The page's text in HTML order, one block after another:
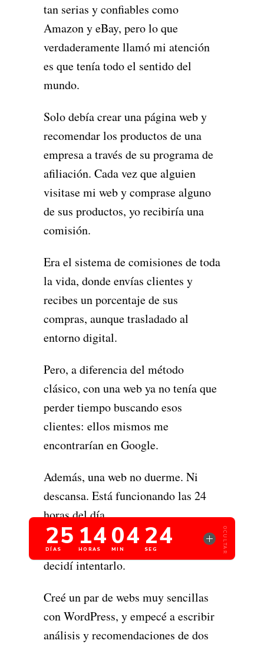
tan serias y confiables como
Amazon y eBay, pero lo que
verdaderamente llamó mi atención
es que tenía todo el sentido del
mundo.
Solo debía crear una página web y
recomendar los productos de una
empresa a través de su programa de
afiliación. Cada vez que alguien
visitase mi web y comprase alguno
de sus productos, yo recibiría una
comisión.
Era el sistema de comisiones de toda
la vida, donde envías clientes y
recibes un porcentaje de sus
compras, aunque trasladado al
entorno digital.
Pero, a diferencia del método
clásico, con una web ya no tenía que
perder tiempo buscando esos
clientes: ellos mismos me
encontrarían en Google.
Además, una web no duerme. Ni
descansa. Está funcionando las 24
horas del día.
Parecía la solución ideal, así que
decidí intentarlo.
Creé un par de webs muy sencillas
con WordPress, y empecé a escribir
análisis y recomendaciones de dos